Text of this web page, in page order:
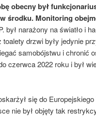
obecny był
środku. Monitoring
był narażony na światło i
drzwi były jedynie
samobójstwu i chronić
czerwca 2022 roku i był
się do
nie był objęty tak